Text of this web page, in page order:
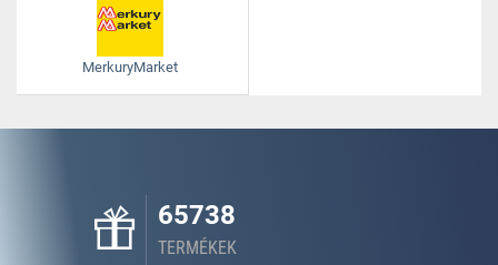
MerkuryMarket
65738
TERMÉKEK